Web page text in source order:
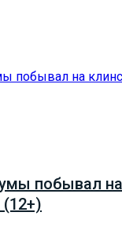
побывал
(12+)